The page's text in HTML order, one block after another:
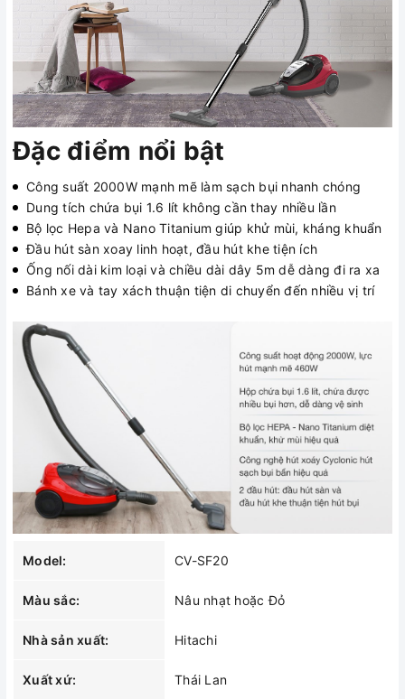
Đặc điểm nổi bật
Công suất 2000W mạnh mẽ làm sạch bụi nhanh chóng
Dung tích chứa bụi 1.6 lít không cần thay nhiều lần
Bộ lọc Hepa và Nano Titanium giúp khử mùi, kháng khuẩn
Đầu hút sàn xoay linh hoạt, đầu hút khe tiện ích
Ống nối dài kim loại và chiều dài dây 5m dễ dàng đi ra xa
Bánh xe và tay xách thuận tiện di chuyển đến nhiều vị trí
Model: CV-SF20
Màu sắc: Nâu nhạt hoặc Đỏ
Nhà sản xuất: Hitachi
Xuất xứ: Thái Lan